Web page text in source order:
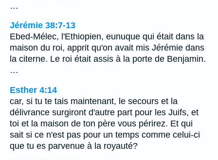
…
Jérémie 38:7-13
Ebed-Mélec, l'Ethiopien, eunuque qui était dans la
maison du roi, apprit qu'on avait mis Jérémie dans
la citerne. Le roi était assis à la porte de Benjamin.
…
Esther 4:14
car, si tu te tais maintenant, le secours et la
délivrance surgiront d'autre part pour les Juifs, et
toi et la maison de ton père vous périrez. Et qui
sait si ce n'est pas pour un temps comme celui-ci
que tu es parvenue à la royauté?